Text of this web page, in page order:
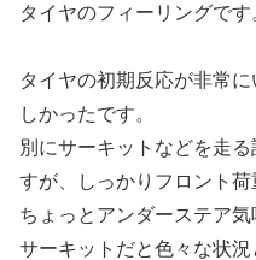
タイヤのフィーリングです
タイヤの初期反応が非常
しかったです。
別にサーキットなどを走
すが、しっかりフロント
ちょっとアンダーステア気
サーキットだと色々な状